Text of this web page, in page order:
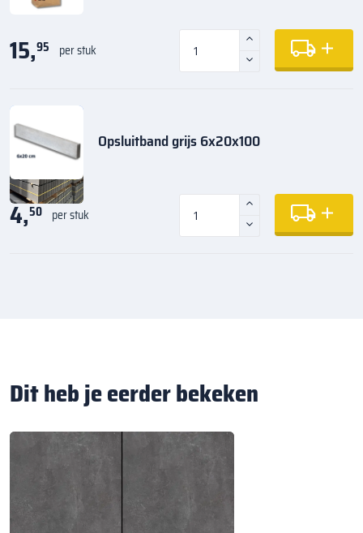
15,95 per stuk
Opsluitband grijs 6x20x100
4,50 per stuk
Dit heb je eerder bekeken